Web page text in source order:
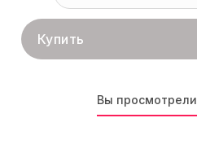
Купить
Вы просмотрели